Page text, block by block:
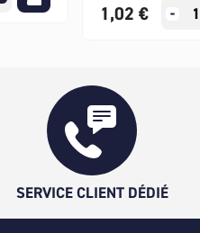
1,02 €
SERVICE CLIENT DÉDIÉ